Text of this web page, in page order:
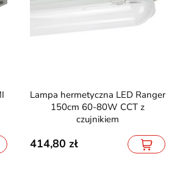
Lampa hermetyczna LED Ranger
150cm 60-80W CCT z
czujnikiem
414,80